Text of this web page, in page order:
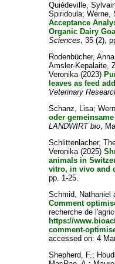
Quiédeville,
Spiridoula;Werne,
Acceptance
Organic Dairy
Sciences, 35 (2),
Rodenbücher,
Amsler-Kepalaite,
Veronika(2023)
leaves as feed
Veterinary
Schanz, Lisa;
oder
LANDWIRT bio,
Schlittenlacher,
Veronika(2025)
animals in
vitro, in vivo and
pp. 1-25.
Schmid, Nathaniel
Comment
recherche de
https://
comment-
accessed on: 4
Shepherd, F.;